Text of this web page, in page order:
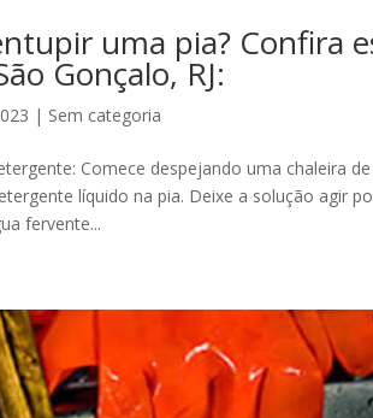
uma pia? Confira
Gonçalo, RJ:
| Sem categoria
Comece despejando uma chaleira
líquido na pia. Deixe a solução agir
fervente...